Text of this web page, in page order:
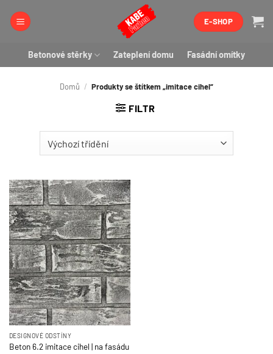
E-SHOP
Betonové stěrky Zateplení domu Fasádní omítky
Domů / Produkty se štítkem „imitace cihel“
FILTR
DESIGNOVÉ ODSTÍNY
Beton 6.2 imitace cihel | na fasádu